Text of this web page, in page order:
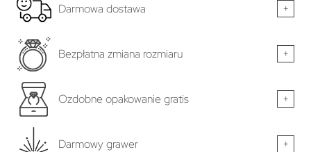
Darmowa dostawa +
Bezpłatna zmiana rozmiaru +
Ozdobne opakowanie gratis +
Darmowy grawer +